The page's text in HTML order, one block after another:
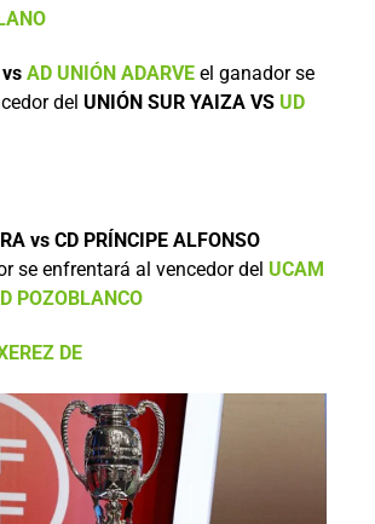
AD UNIÓN ADARVE el ganador se
del UNIÓN SUR YAIZA VS UD
vs CD PRÍNCIPE ALFONSO
se enfrentará al vencedor del UCAM
POZOBLANCO
DE